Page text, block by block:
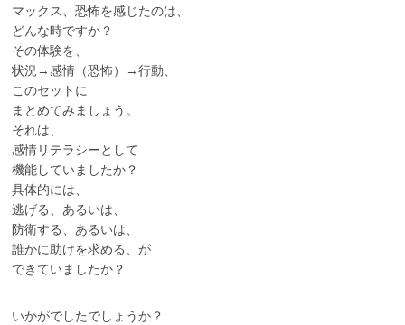
マックス、恐怖を感じたのは、
どんな時ですか？
その体験を、
状況→感情（恐怖）→行動、
このセットに
まとめてみましょう。
それは、
感情リテラシーとして
機能していましたか？
具体的には、
逃げる、あるいは、
防衛する、あるいは、
誰かに助けを求める、が
できていましたか？
いかがでしたでしょうか？